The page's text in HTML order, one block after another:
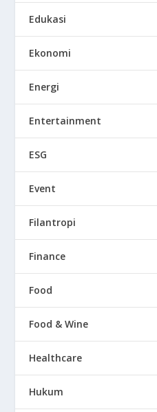
Edukasi
Ekonomi
Energi
Entertainment
ESG
Event
Filantropi
Finance
Food
Food & Wine
Healthcare
Hukum